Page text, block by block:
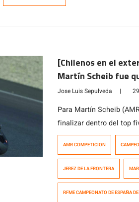
[Chilenos en el
Martín Scheib fue
Jose Luis Sepulveda |
Para Martín Scheib
finalizar dentro del top
dos fechas del
última fecha del CEV en
conseguir el quinto
AMR COMPETICION
JEREZ DE LA FRONTERA
RFME CAMPEONATO DE ESPAÑA